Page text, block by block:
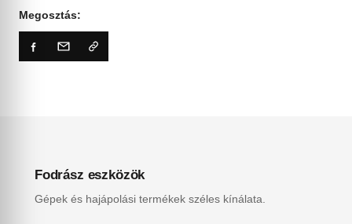
Megosztás:
Fodrász eszközök
Gépek és hajápolási termékek széles kínálata.